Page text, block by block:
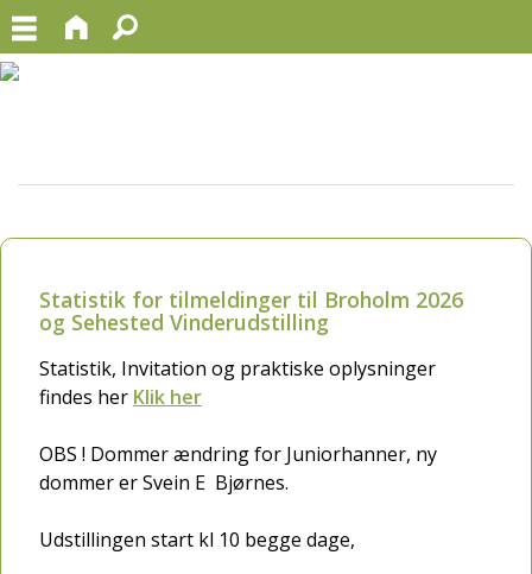
Statistik for tilmeldinger til Broholm 2026
og Sehested Vinderudstilling
Statistik, Invitation og praktiske oplysninger
findes her Klik her
OBS ! Dommer ændring for Juniorhanner, ny
dommer er Svein E Bjørnes.
Udstillingen start kl 10 begge dage,